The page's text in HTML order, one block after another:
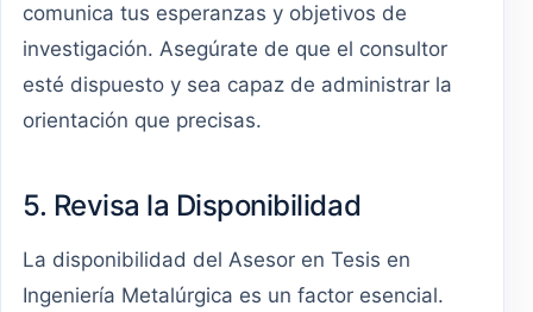
comunica tus esperanzas y objetivos de
investigación. Asegúrate de que el consultor
esté dispuesto y sea capaz de administrar la
orientación que precisas.
5. Revisa la Disponibilidad
La disponibilidad del Asesor en Tesis en
Ingeniería Metalúrgica es un factor esencial.